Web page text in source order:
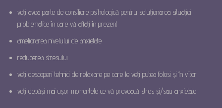
veți avea parte de consiliere psihologică pentru soluționarea situației
problematice în care vă aflați în prezent
ameliorarea nivelului de anxietate
reducerea stresului
veți descoperi tehnici de relaxare pe care le veți putea folosi și în viitor
veți depăși mai ușor momentele ce vă provoacă stres și/sau anxietate